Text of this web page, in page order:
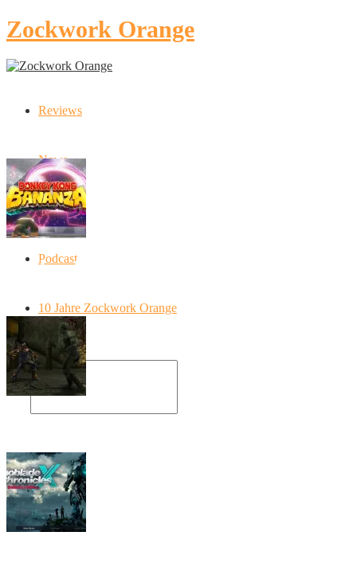
Zockwork Orange
Reviews
News
Artikel
Podcast
10 Jahre Zockwork Orange
Donkey Kong Bananza: “Ich mache alles